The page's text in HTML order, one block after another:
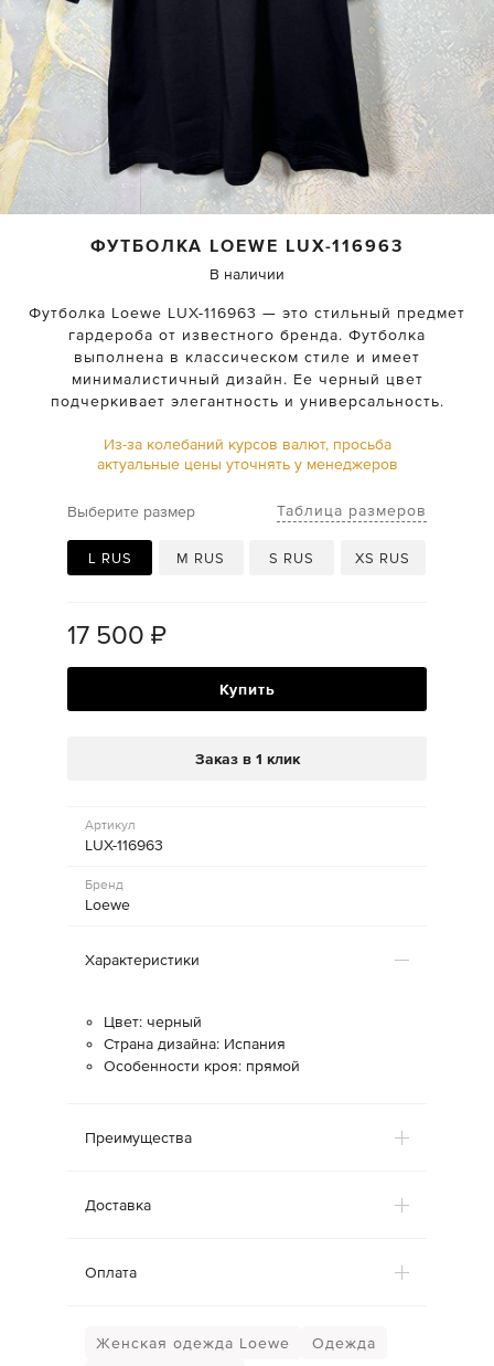
ФУТБОЛКА LOEWE LUX-116963
В наличии
Футболка Loewe LUX-116963 — это стильный предмет
гардероба от известного бренда. Футболка
выполнена в классическом стиле и имеет
минималистичный дизайн. Ее черный цвет
подчеркивает элегантность и универсальность.
Из-за колебаний курсов валют, просьба
актуальные цены уточнять у менеджеров
Выберите размер Таблица размеров
L RUS M RUS S RUS XS RUS
17 500 ₽
Купить
Заказ в 1 клик
Артикул
LUX-116963
Бренд
Loewe
Характеристики
Цвет: черный
Страна дизайна: Испания
Особенности кроя: прямой
Преимущества
Доставка
Оплата
Женская одежда Loewe
Одежда